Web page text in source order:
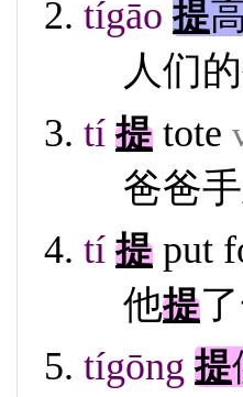
tígāo 提
人们的
tí 提 tote
爸爸
tí 提 put
他提
tígōng 提